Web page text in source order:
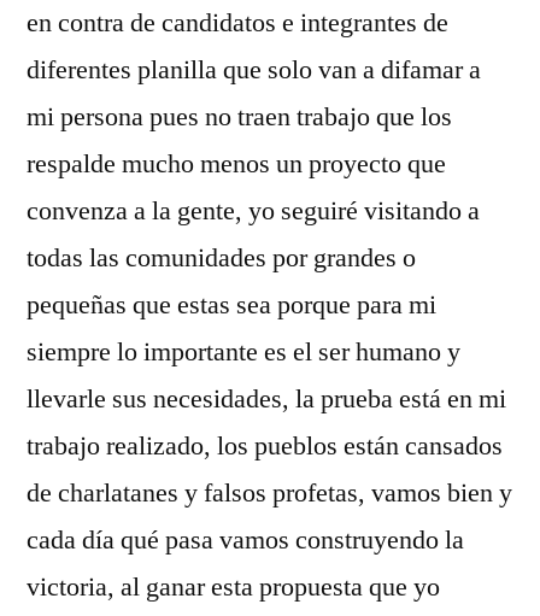
en contra de candidatos e integrantes de
diferentes planilla que solo van a difamar a
mi persona pues no traen trabajo que los
respalde mucho menos un proyecto que
convenza a la gente, yo seguiré visitando a
todas las comunidades por grandes o
pequeñas que estas sea porque para mi
siempre lo importante es el ser humano y
llevarle sus necesidades, la prueba está en mi
trabajo realizado, los pueblos están cansados
de charlatanes y falsos profetas, vamos bien y
cada día qué pasa vamos construyendo la
victoria, al ganar esta propuesta que yo